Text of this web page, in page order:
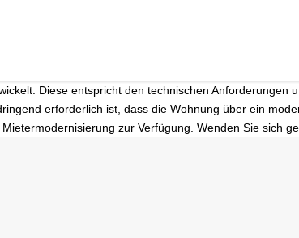
Diese entspricht den technischen Anforderungen
erforderlich ist, dass die Wohnung über ein
zur Verfügung. Wenden Sie sich